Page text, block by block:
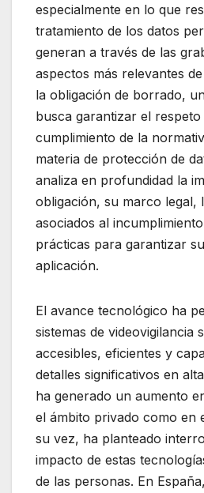
especialmente en lo que
tratamiento de los datos
generan a través de las
aspectos más relevantes
la obligación de borrado,
busca garantizar el
cumplimiento de la
materia de protección de
analiza en profundidad la
obligación, su marco legal,
asociados al
prácticas para garantizar
aplicación.
El avance tecnológico ha
sistemas de videovigilancia
accesibles, eficientes y
detalles significativos en
ha generado un aumento
el ámbito privado como en
su vez, ha planteado
impacto de estas
de las personas. En